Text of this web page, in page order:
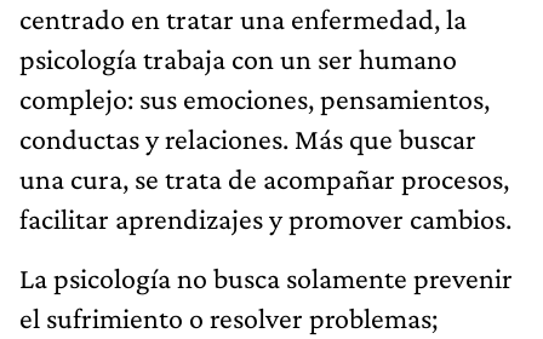
centrado en tratar una enfermedad, la
psicología trabaja con un ser humano
complejo: sus emociones, pensamientos,
conductas y relaciones. Más que buscar
una cura, se trata de acompañar procesos,
facilitar aprendizajes y promover cambios.
La psicología no busca solamente prevenir
el sufrimiento o resolver problemas;